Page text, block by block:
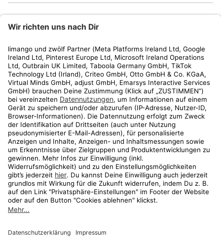
Kundenservice
Shop
Aktionen
Travel